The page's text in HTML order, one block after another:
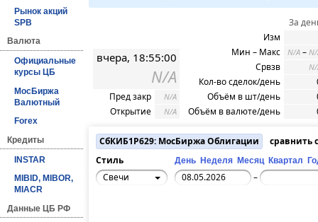
Рынок акций
SPB
Валюта
Официальные
курсы ЦБ
МосБиржа
Валютный
Forex
Кредиты
INSTAR
MIBID, MIBOR,
MIACR
Данные ЦБ РФ
вчера, 18:55:00
N/A
Пред закр N/A
Открытие N/A
За
Изм
Мин – Макс
N/A –
Срвзв
Кол-во сделок/день
Объём в шт/день
Объём в валюте/день
СбКИБ1P629: МосБиржа Облигации
сравнить
Стиль
День Неделя Месяц Квартал
Свечи –